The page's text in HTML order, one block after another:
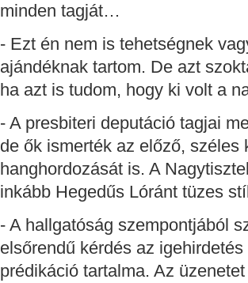
minden tagját…
- Ezt én nem is tehetségnek
ajándéknak tartom. De azt
ha azt is tudom, hogy ki volt a
- A presbiteri deputáció tagjai
de ők ismerték az előző,
hanghordozását is. A
inkább Hegedűs Lóránt tüzes
- A hallgatóság szempontjából
elsőrendű kérdés az
prédikáció tartalma. Az